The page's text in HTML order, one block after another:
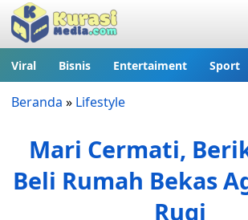
Viral Bisnis Entertaiment Sport
Beranda » Lifestyle
Mari Cermati,
Beli Rumah Bekas
Rugi